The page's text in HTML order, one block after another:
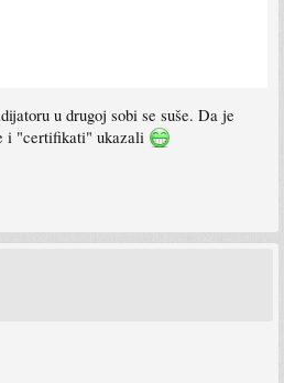
u drugoj sobi se suše. Da je
i "certifikati" ukazali